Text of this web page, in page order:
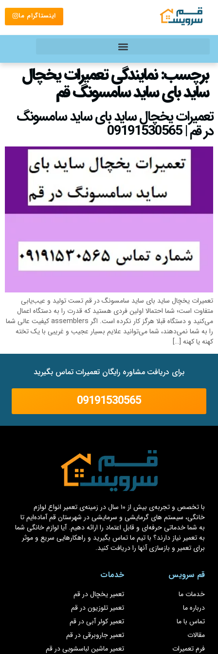
اینستاگرام ما
برچسب:نمایندگی تعمیرات یخچال
ساید بای ساید سامسونگ قم
تعمیرات یخچال ساید بای ساید سامسونگ
در قم | 09191530565
تعمیرات یخچال ساید بای ساید سامسونگ در قم تست تولید و عیب‌یابی
متفاوت است؛ شما احتمالا اولین فردی هستید که قدرت را به دستگاه اعمال
می‌کنید و دستگاه قبلا هرگز کار نکرده است. اگر assemblers کیفیت عالی شما
را به شما نمی‌دهند، شما می‌توانید علایم بسیار عجیب و غریبی با یک تخته
کهنه یا کهنه […]
برای دریافت مشاوره رایگان تعمیرات تماس بگیرید
09191530565
با تخصص و تجربه‌ی بیش از ۱۰ سال در زمینه‌ی تعمیر انواع لوازم
خانگی، سیستم های گرمایشی و سرمایشی در شهرستان قم آماده‌ایم تا
به شما خدماتی حرفه‌ای و قابل اعتماد را ارائه دهیم. آیا لوازم خانگی شما
به تعمیر نیاز دارند؟ با تیم ما تماس بگیرید و راهکارهایی سریع و موثر
برای تعمیر و بازسازی آنها را دریافت کنید.
قم سرویس
خدمات ما
درباره ما
تماس با ما
مقالات
فرم تعمیرات
خدمات
تعمیر یخچال در قم
تعمیر تلوزیون در قم
تعمیر کولر آبی در قم
تعمیر جاروبرقی در قم
تعمیر ماشین لباسشویی در قم